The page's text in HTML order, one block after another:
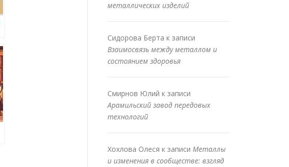
металлических изделий
Сидорова Берта к записи
Взаимосвязь между металлом и
состоянием здоровья
Смирнов Юлий к записи
Арамильский завод передовых
технологий
Хохлова Олеся к записи Металлы
и изменения в сообществе: взгляд